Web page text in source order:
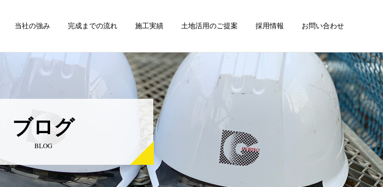
当社の強み 完成までの流れ 施工実績 土地活用のご提案 採用情報 お問い合わせ
ブログ
BLOG